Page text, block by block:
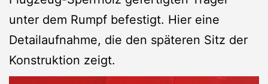
unter dem Rumpf befestigt. Hier eine
Detailaufnahme, die den späteren Sitz der
Konstruktion zeigt.